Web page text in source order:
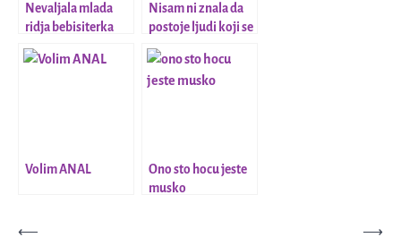
Nevaljala mlada
ridja bebisiterka
Nisam ni znala da
postoje ljudi koji se
lože na trudnice
Volim ANAL
Ono sto hocu jeste
musko
Kretanje
⟵
⟶